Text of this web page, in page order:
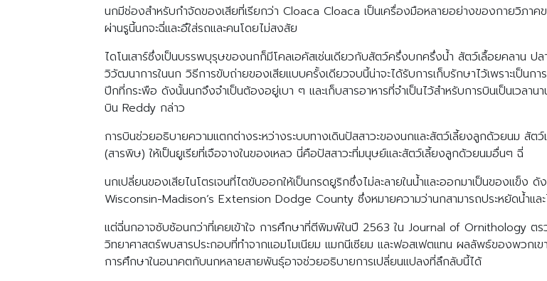
นกมีช่องสำหรับกำจัดของเสียที่เรียกว่า Cloaca Cloaca เป็นเครื่องมือหลายอย่างของกายวิภาค
ผ่านรูนี้นกจะฉี่และอึใส่รถและคนโดยไม่สงสัย
ไดโนเสาร์ซึ่งเป็นบรรพบุรุษของนกก็มีโคลเอคัสเช่นเดียวกับสัตว์ครึ่งบกครึ่งน้ำ สัตว์เลื้อยคลาน
วิวัฒนาการในนก วิธีการขับถ่ายของเสียแบบครั้งเดียวจบนี้น่าจะได้รับการเก็บรักษาไว้เพราะเป็น
ปีกที่กระพือ ดังนั้นนกจึงจำเป็นต้องอยู่เบา ๆ และเก็บสารอาหารที่จำเป็นไว้สำหรับการบินเป็นเวล
บิน Reddy กล่าว
การบินช่วยอธิบายความแตกต่างระหว่างระบบทางเดินปัสสาวะของนกและสัตว์เลี้ยงลูกด้วยนม สัต
(สารพิษ) ให้เป็นยูเรียที่เจือจางในของเหลว นี่คือปัสสาวะที่มนุษย์และสัตว์เลี้ยงลูกด้วยนมอื่นๆ ฉี่
นกเปลี่ยนของเสียไนโตรเจนที่ไตขับออกให้เป็นกรดยูริกซึ่งไม่ละลายในน้ำและออกมาเป็นของแข็ง
Wisconsin-Madison’s Extension Dodge County ซึ่งหมายความว่านกสามารถประหยัดน้ำและ
แต่ฉี่นกอาจซับซ้อนกว่าที่เคยเข้าใจ การศึกษาที่ตีพิมพ์ในปี 2563 ใน Journal of Ornithology
วิทยาศาสตร์พบสารประกอบที่ทำจากแอมโมเนียม แมกนีเซียม และฟอสเฟตแทน ผลลัพธ์ของพวกเ
การศึกษาในอนาคตกับนกหลายสายพันธุ์อาจช่วยอธิบายการเปลี่ยนแปลงที่ลึกลับนี้ได้